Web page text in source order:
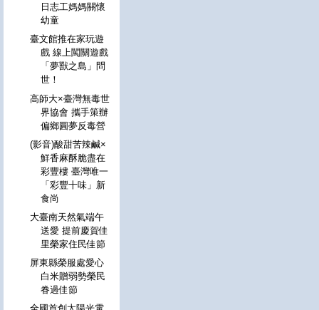
日志工媽媽關懷
幼童
臺文館推在家玩遊
戲 線上闖關遊戲
「夢獸之島」問
世！
高師大×臺灣無毒世
界協會 攜手策辦
偏鄉圓夢反毒營
(影音)酸甜苦辣鹹×
鮮香麻酥脆盡在
彩豐樓 臺灣唯一
「彩豐十味」新
食尚
大臺南天然氣端午
送愛 提前慶賀佳
里榮家住民佳節
屏東縣榮服處愛心
白米贈弱勢榮民
眷過佳節